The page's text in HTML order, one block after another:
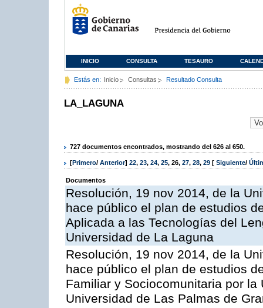
INICIO CONSULTA TESAURO
Estás en: Inicio Consultas Resultado Consulta
LA_LAGUNA
727 documentos encontrados, mostrando del 626 al 650.
[Primero/ Anterior] 22, 23, 24, 25, 26, 27, 28, 29 [ Siguiente/
Documentos
Resolución, 19 nov 2014, de la
hace público el plan de estudios
Aplicada a las Tecnologías del
Universidad de La Laguna
Resolución, 19 nov 2014, de la
hace público el plan de estudios
Familiar y Sociocomunitaria por
Universidad de Las Palmas de